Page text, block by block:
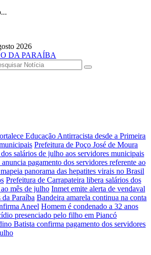
2026
Educação Antirracista desde a Primeira
Prefeitura de Poço José de Moura
salários de julho aos servidores municipais
pagamento dos servidores referente ao
panorama das hepatites virais no Brasil
Prefeitura de Carrapateira libera salários dos
mês de julho Inmet emite alerta de vendaval
da Paraíba Bandeira amarela continua na conta
Aneel Homem é condenado a 32 anos
presenciado pelo filho em Piancó
Batista confirma pagamento dos servidores